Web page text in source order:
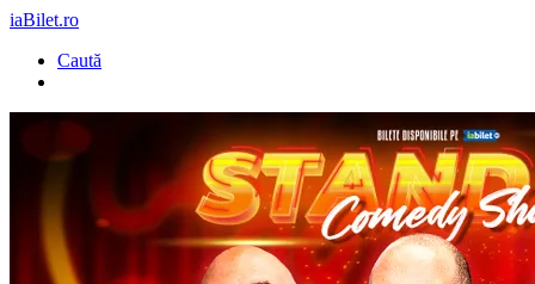
iaBilet.ro
Caută